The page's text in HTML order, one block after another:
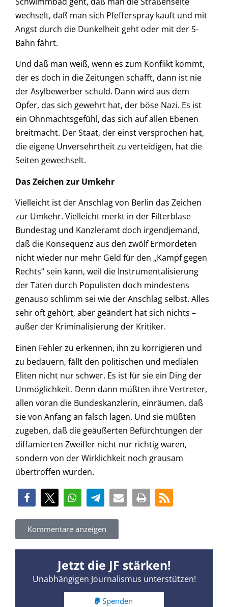
wechselt, daß man sich Pfefferspray kauft und mit
Angst durch die Dunkelheit geht oder mit der S-
Bahn fährt.
Und daß man weiß, wenn es zum Konflikt kommt,
der es doch in die Zeitungen schafft, dann ist nie
der Asylbewerber schuld. Dann wird aus dem
Opfer, das sich gewehrt hat, der böse Nazi. Es ist
ein Ohnmachtsgefühl, das sich auf allen Ebenen
breitmacht. Der Staat, der einst versprochen hat,
die eigene Unversehrtheit zu verteidigen, hat die
Seiten gewechselt.
Das Zeichen zur Umkehr
Vielleicht ist der Anschlag von Berlin das Zeichen
zur Umkehr. Vielleicht merkt in der Filterblase
Bundestag und Kanzleramt doch irgendjemand,
daß die Konsequenz aus den zwölf Ermordeten
nicht wieder nur mehr Geld für den „Kampf gegen
Rechts“ sein kann, weil die Instrumentalisierung
der Taten durch Populisten doch mindestens
genauso schlimm sei wie der Anschlag selbst. Alles
sehr oft gehört, aber geändert hat sich nichts –
außer der Kriminalisierung der Kritiker.
Einen Fehler zu erkennen, ihn zu korrigieren und
zu bedauern, fällt den politischen und medialen
Eliten nicht nur schwer. Es ist für sie ein Ding der
Unmöglichkeit. Denn dann müßten ihre Vertreter,
allen voran die Bundeskanzlerin, einräumen, daß
sie von Anfang an falsch lagen. Und sie müßten
zugeben, daß die geäußerten Befürchtungen der
diffamierten Zweifler nicht nur richtig waren,
sondern von der Wirklichkeit noch grausam
übertroffen wurden.
Kommentare anzeigen
Jetzt die JF stärken!
Unabhängigen Journalismus unterstützen!
Spenden